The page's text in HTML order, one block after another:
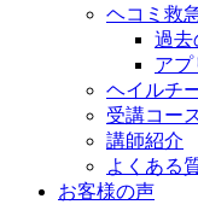
ヘコミ救
過去
アプ
ヘイルチ
受講コー
講師紹介
よくある
お客様の声